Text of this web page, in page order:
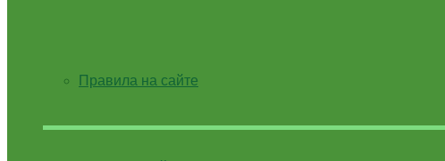
Правила на сайте